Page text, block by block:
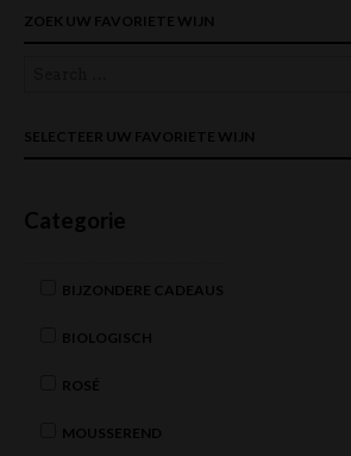
ZOEK UW FAVORIETE WIJN
SELECTEER UW FAVORIETE WIJN
Categorie
BIJZONDERE CADEAUS
BIOLOGISCH
ROSÉ
MOUSSEREND